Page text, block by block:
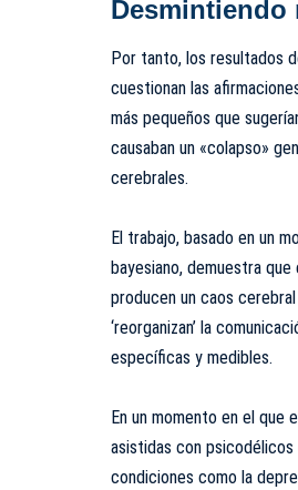
Desmintiendo
Por tanto, los resultados
cuestionan las
más pequeños que
causaban un «colapso»
cerebrales.
El trabajo, basado en un
bayesiano, demuestra
producen un caos
‘reorganizan’ la
específicas y medibles.
En un momento en el que
asistidas con
condiciones como la